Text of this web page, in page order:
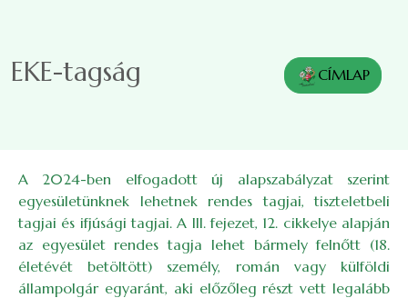
EKE-tagság CÍMLAP
A 2024-ben elfogadott új alapszabályzat szerint
egyesületünknek lehetnek rendes tagjai, tiszteletbeli
tagjai és ifjúsági tagjai. A III. fejezet, 12. cikkelye alapján
az egyesület rendes tagja lehet bármely felnőtt (18.
életévét betöltött) személy, román vagy külföldi
állampolgár egyaránt, aki előzőleg részt vett legalább